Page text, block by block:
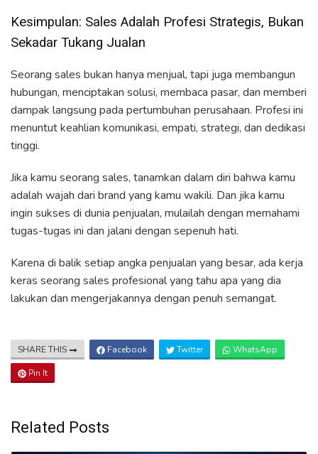
Kesimpulan: Sales Adalah Profesi Strategis, Bukan
Sekadar Tukang Jualan
Seorang sales bukan hanya menjual, tapi juga membangun
hubungan, menciptakan solusi, membaca pasar, dan memberi
dampak langsung pada pertumbuhan perusahaan. Profesi ini
menuntut keahlian komunikasi, empati, strategi, dan dedikasi
tinggi.
Jika kamu seorang sales, tanamkan dalam diri bahwa kamu
adalah wajah dari brand yang kamu wakili. Dan jika kamu
ingin sukses di dunia penjualan, mulailah dengan memahami
tugas-tugas ini dan jalani dengan sepenuh hati.
Karena di balik setiap angka penjualan yang besar, ada kerja
keras seorang sales profesional yang tahu apa yang dia
lakukan dan mengerjakannya dengan penuh semangat.
SHARE THIS Facebook Twitter WhatsApp
Pin It
Related Posts